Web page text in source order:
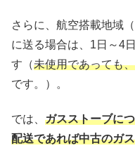
さらに、航空搭載地域
に送る場合は、1日～4
す（未使用であっても
です。）。
では、 ガスストーブに
配送であれば中古のガ